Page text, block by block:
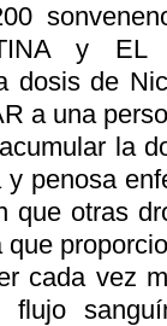
y EL
dosis de
a una
la
y penosa
que otras
cada vez